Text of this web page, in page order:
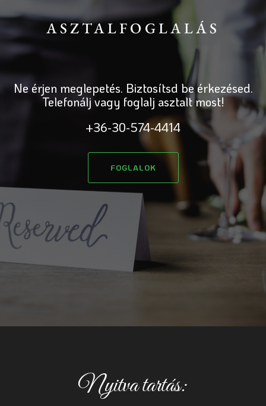
ASZTALFOGLALÁS
Ne érjen meglepetés. Biztosítsd be érkezésed.
Telefonálj vagy foglalj asztalt most!
+36-30-574-4414
FOGLALOK
Nyitva tartás: